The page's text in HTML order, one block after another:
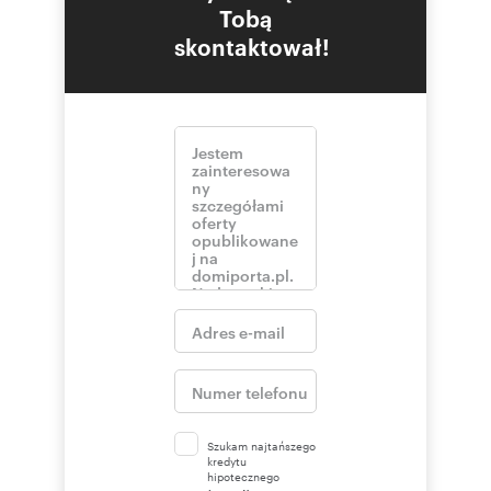
Tobą
skontaktował!
Szukam najtańszego
kredytu
hipotecznego